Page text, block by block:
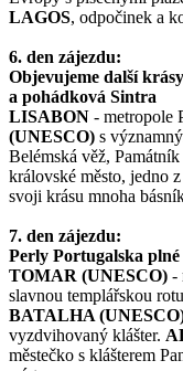
LAGOS, odpočinek a
6. den zájezdu:
Objevujeme další
a pohádková Sintra
LISABON - metropole
(UNESCO) s
Belémská věž,
královské město, jedno
svoji krásu mnoha
7. den zájezdu:
Perly Portugalska
TOMAR (UNESCO) -
slavnou templářskou
BATALHA
vyzdvihovaný klášter.
městečko s klášterem